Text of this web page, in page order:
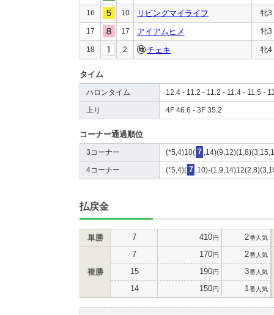
16 10 リビングマイライフ 牝3
17 17 アイアムヒメ 牝3
18 2 チェキ 牝4
タイム
ハロンタイム 12.4 - 11.2 - 11.2 - 11.4 - 11.5 -
上り 4F 46.6 - 3F 35.2
コーナー通過順位
3コーナー (*5,4)10( 7
4コーナー (*5,4)( 7 ,10)-
払戻金
単勝 7 410円 2番人気
複勝
7 170円 2番人気
15 190円 3番人気
14 150円 1 番人気